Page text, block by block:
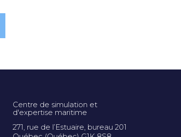
Centre de simulation et
d'expertise maritime
271, rue de l’Estuaire, bureau 201